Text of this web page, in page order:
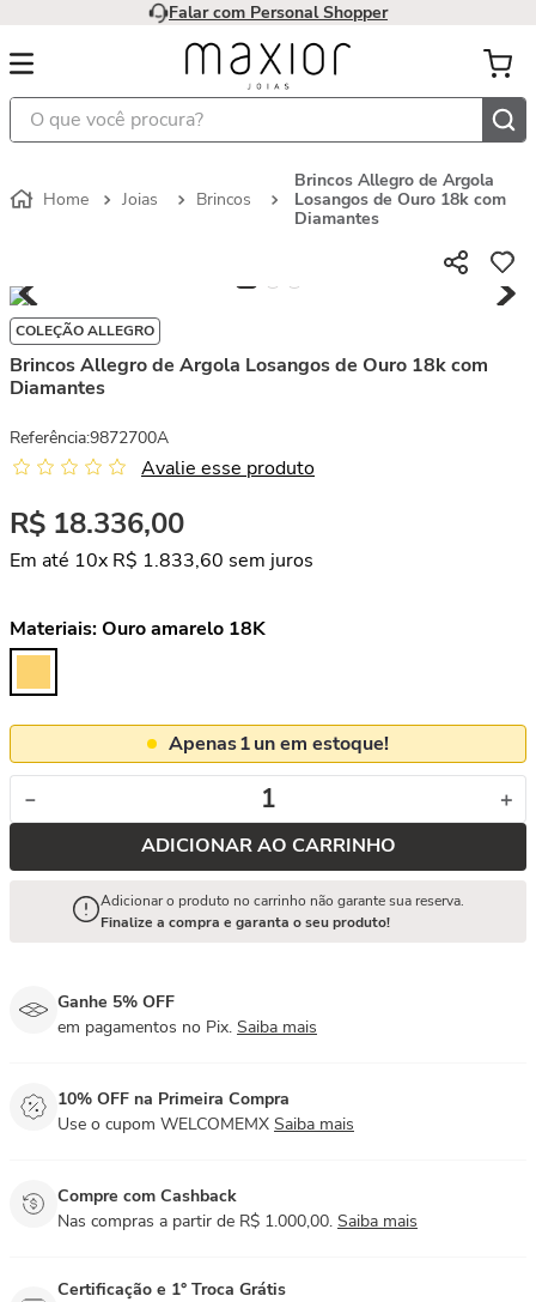
Falar com Personal Shopper
O que você procura?
Joias Brincos
Brincos Allegro de Argola
Losangos de Ouro 18k com
Diamantes
COLEÇÃO ALLEGRO
Brincos Allegro de Argola Losangos de Ouro 18k com
Diamantes
Referência:9872700A
Avalie esse produto
R$ 18.336,00
Em até 10x R$ 1.833,60 sem juros
Materiais:Ouro amarelo 18K
Apenas1un em estoque!
＋
－
ADICIONAR AO CARRINHO
Adicionar o produto no carrinho não garante sua reserva.
Finalize a compra e garanta o seu produto!
Ganhe 5% OFF
em pagamentos no Pix. Saiba mais
10% OFF na Primeira Compra
Use o cupom WELCOMEMX Saiba mais
Compre com Cashback
Nas compras a partir de R$ 1.000,00. Saiba mais
Certificação e 1° Troca Grátis